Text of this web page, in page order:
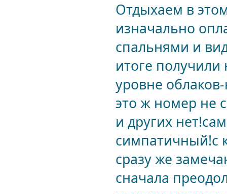
Отдыхаем в
изначально
спальнями и
итоге
уровне
это ж номер не
и других
симпатичный!с
сразу же
сначала